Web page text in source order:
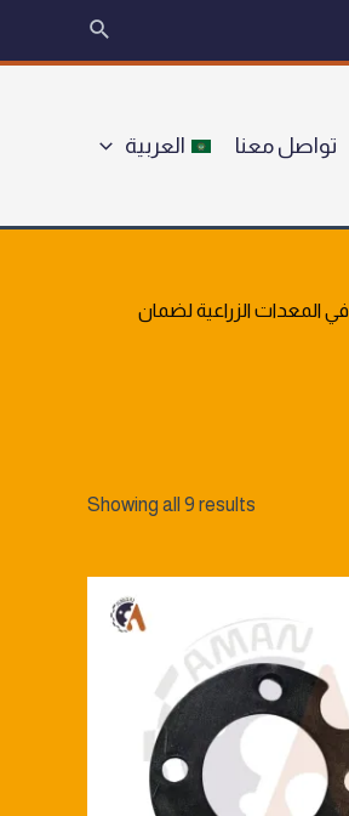
البحث
تواصل معنا العربية
المعدات الزراعية لضمان
Showing all 9 results